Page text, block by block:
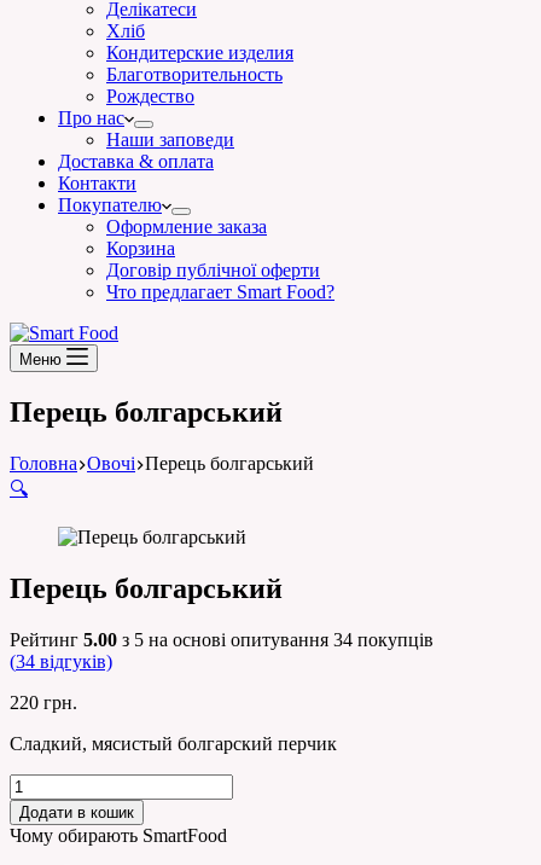
Делікатеси
Хліб
Кондитерские изделия
Благотворительность
Рождество
Про нас
Наши заповеди
Доставка & оплата
Контакти
Покупателю
Оформление заказа
Корзина
Договір публічної оферти
Что предлагает Smart Food?
Меню
Перець болгарський
Головна Овочі Перець болгарський
🔍
Перець болгарський
Рейтинг 5.00 з 5 на основі опитування 34 покупців
(34 відгуків)
220 грн.
Сладкий, мясистый болгарский перчик
Перець
болгарський
кількість
Додати в кошик
Чому обирають SmartFood